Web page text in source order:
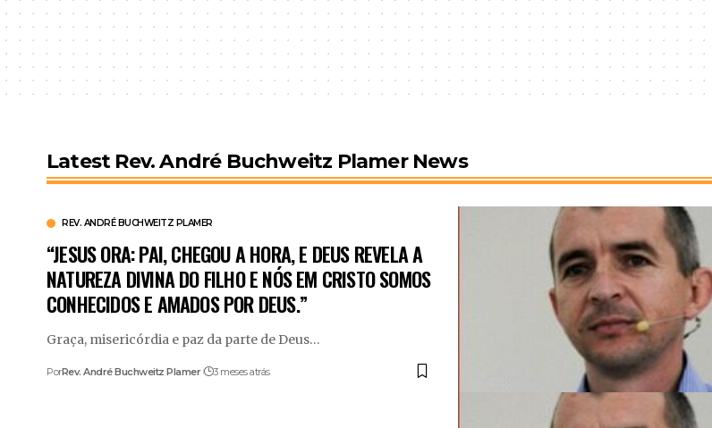
Latest Rev. André Buchweitz Plamer News
REV. ANDRÉ BUCHWEITZ PLAMER
“JESUS ORA: PAI, CHEGOU A HORA, E DEUS REVELA A
NATUREZA DIVINA DO FILHO E NÓS EM CRISTO SOMOS
CONHECIDOS E AMADOS POR DEUS.”
Graça, misericórdia e paz da parte de Deus…
PorRev. André Buchweitz Plamer 3 meses atrás